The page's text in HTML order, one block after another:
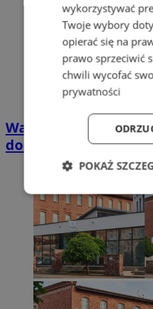
Wakacyjny
domkach
wykorzystywać
Twoje wybory
opierać się na
prawo sprzeciwić
chwili wycofać
prywatności
POKAŻ
Niezbędne